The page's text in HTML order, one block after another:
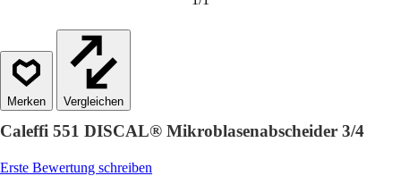
Vergleichen
Caleffi 551 DISCAL® Mikroblasenabscheider 3/4
Erste Bewertung schreiben